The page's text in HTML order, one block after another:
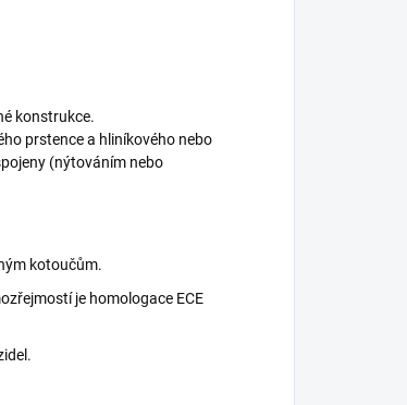
konstrukce.
prstence a hliníkového nebo
(nýtováním nebo
kotoučům.
je homologace ECE